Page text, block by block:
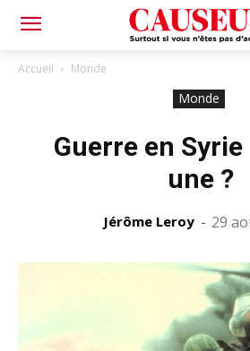
Accueil Monde
Monde
Guerre en
une ?
Jérôme Leroy - 29